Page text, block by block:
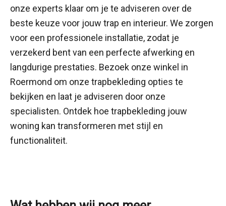
onze experts klaar om je te adviseren over de
beste keuze voor jouw trap en interieur. We zorgen
voor een professionele installatie, zodat je
verzekerd bent van een perfecte afwerking en
langdurige prestaties. Bezoek onze winkel in
Roermond om onze trapbekleding opties te
bekijken en laat je adviseren door onze
specialisten. Ontdek hoe trapbekleding jouw
woning kan transformeren met stijl en
functionaliteit.